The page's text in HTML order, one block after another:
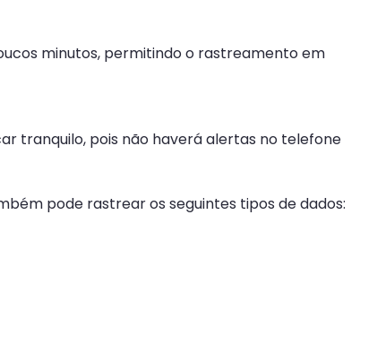
minutos, permitindo o rastreamento em
tranquilo, pois não haverá alertas no telefone
pode rastrear os seguintes tipos de dados: